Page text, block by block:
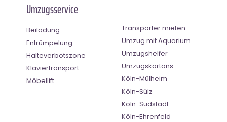
Umzugsservice
Beiladung
Entrümpelung
Halteverbotszone
Klaviertransport
Möbellift
Transporter mieten
Umzug mit Aquarium
Umzugshelfer
Umzugskartons
Köln-Mülheim
Köln-Sülz
Köln-Südstadt
Köln-Ehrenfeld